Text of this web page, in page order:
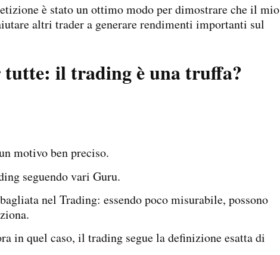
è stato un ottimo modo per dimostrare che il mio
altri trader a generare rendimenti importanti sul
il trading è una truffa?
motivo ben preciso.
seguendo vari Guru.
nel Trading: essendo poco misurabile, possono
in quel caso, il trading segue la definizione esatta di